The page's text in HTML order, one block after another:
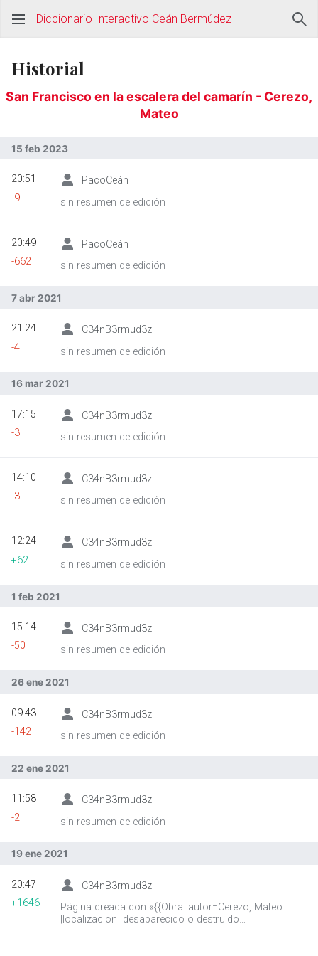
Abrir menú principal
Diccionario Interactivo Ceán Bermúdez
Historial
San Francisco en la escalera del camarín - Cerezo,
Mateo
15 feb 2023
PacoCeán
sin resumen de edición
20:51
-9
PacoCeán
sin resumen de edición
20:49
-662
7 abr 2021
C34nB3rmud3z
sin resumen de edición
21:24
-4
16 mar 2021
C34nB3rmud3z
sin resumen de edición
17:15
-3
C34nB3rmud3z
sin resumen de edición
14:10
-3
C34nB3rmud3z
sin resumen de edición
12:24
+62
1 feb 2021
C34nB3rmud3z
sin resumen de edición
15:14
-50
26 ene 2021
C34nB3rmud3z
sin resumen de edición
09:43
-142
22 ene 2021
C34nB3rmud3z
sin resumen de edición
11:58
-2
19 ene 2021
C34nB3rmud3z
Página creada con «{{Obra |autor=Cerezo, Mateo
|localizacion=desaparecido o destruido
20:47
+1646